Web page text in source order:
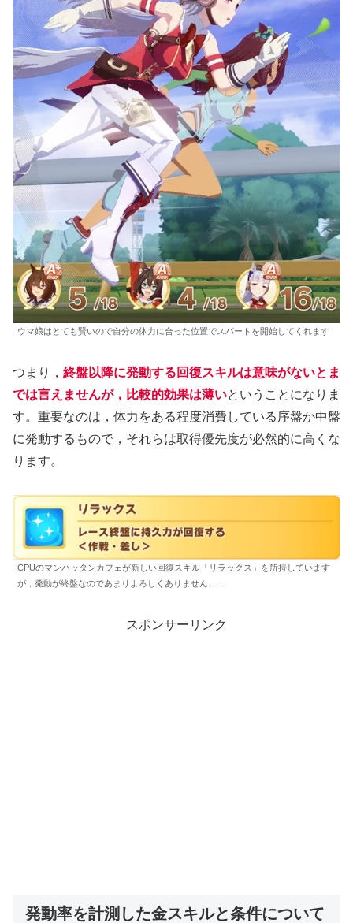
ウマ娘はとても賢いので自分の体力に合った位置でスパートを開始してくれます
つまり， 終盤以降に発動する回復スキルは意味がないとま
では言えませんが，比較的効果は薄いということになりま
す。重要なのは，体力をある程度消費している序盤か中盤
に発動するもので，それらは取得優先度が必然的に高くな
ります。
CPUのマンハッタンカフェが新しい回復スキル「リラックス」を所持しています
が，発動が終盤なのであまりよろしくありません……
スポンサーリンク
発動率を計測した金スキルと条件について